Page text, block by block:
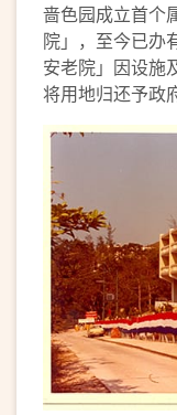
啬色园成立首
院」，至今已办
安老院」因设施
将用地归还予政